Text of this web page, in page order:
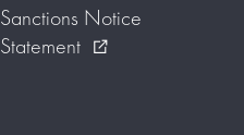
Sanctions Notice
Statement
external_link